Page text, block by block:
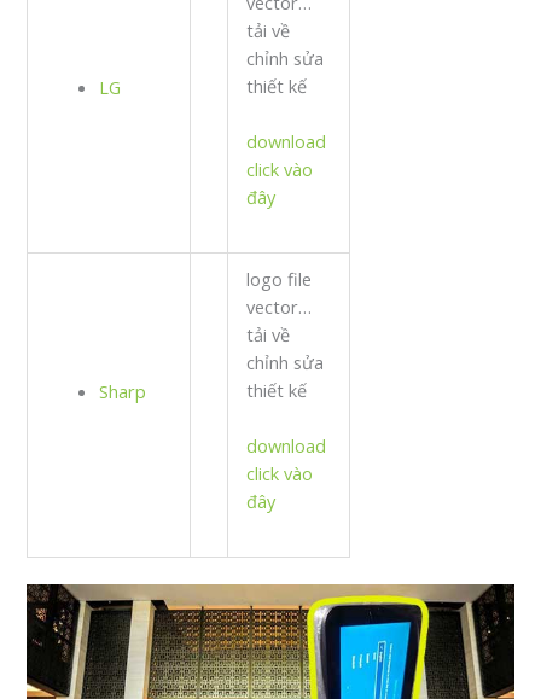
LG
tải về
chỉnh sửa
thiết kế
download
click vào
đây
Sharp
logo file
vector…
tải về
chỉnh sửa
thiết kế
download
click vào
đây